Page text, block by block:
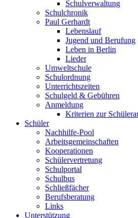
Schulverwaltung
Schulchronik
Paul Gerhardt
Lebenslauf
Jugend und Berufung
Leben in Berlin
Lieder
Umweltschule
Schulordnung
Unterrichtszeiten
Schulgeld & Gebühren
Anmeldung
Kriterien zur
Schüler
Nachhilfe-Pool
Arbeitsgemeinschaften
Kooperationen
Schülervertretung
Schulportal
Schulbus
Schließfächer
Berufsberatung
Links
Unterstützung